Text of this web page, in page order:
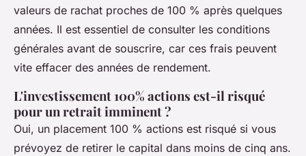
valeurs de rachat proches de 100 % après quelques
années. Il est essentiel de consulter les conditions
générales avant de souscrire, car ces frais peuvent
vite effacer des années de rendement.
L'investissement 100% actions est-il risqué
pour un retrait imminent ?
Oui, un placement 100 % actions est risqué si vous
prévoyez de retirer le capital dans moins de cinq ans.